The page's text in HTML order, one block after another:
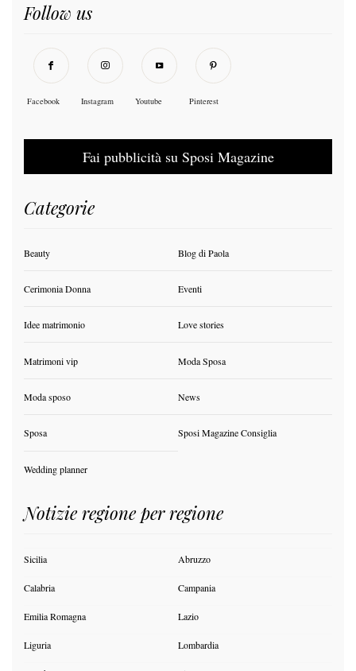
Follow us
Facebook Instagram Youtube Pinterest
Fai pubblicità su Sposi Magazine
Categorie
Beauty Blog di Paola
Cerimonia Donna Eventi
Idee matrimonio Love stories
Matrimoni vip Moda Sposa
Moda sposo News
Sposa Sposi Magazine Consiglia
Wedding planner
Notizie regione per regione
Sicilia Abruzzo
Calabria Campania
Emilia Romagna Lazio
Liguria Lombardia